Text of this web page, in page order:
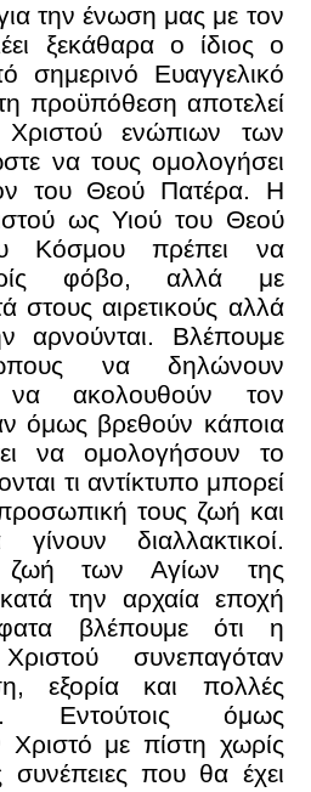
την ένωση μας με τον
ξεκάθαρα ο ίδιος ο
σημερινό Ευαγγελικό
προϋπόθεση αποτελεί
ενώπιων των
να τους ομολογήσει
του Θεού Πατέρα. Η
ως Υιού του Θεού
Κόσμου πρέπει να
φόβο, αλλά με
στους αιρετικούς αλλά
αρνούνται. Βλέπουμε
να δηλώνουν
να ακολουθούν τον
όμως βρεθούν κάποια
να ομολογήσουν το
τι αντίκτυπο μπορεί
τους ζωή και
διαλλακτικοί.
των Αγίων της
την αρχαία εποχή
βλέπουμε ότι η
συνεπαγόταν
εξορία και πολλές
Εντούτοις όμως
με πίστη χωρίς
συνέπειες που θα έχει